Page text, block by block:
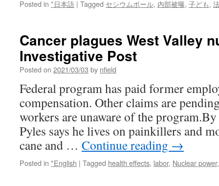
Posted in *日本語 | Tagged セシウムボール, 内部被曝, 子ども,
Cancer plagues West Valley
Investigative Post
Posted on 2021/03/03 by nfield
Federal program has paid former
compensation. Other claims are
workers are unaware of the
Pyles says he lives on painkillers and
cane and … Continue reading →
Posted in *English | Tagged health effects, labor, Nuclear power